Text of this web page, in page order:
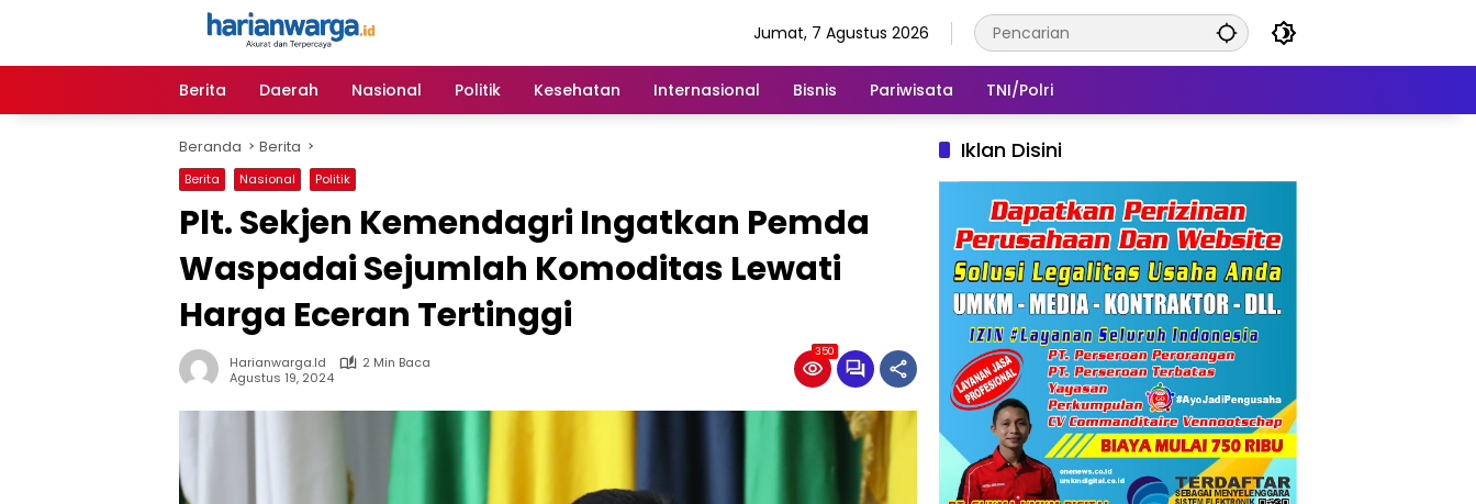
Jumat, 7 Agustus 2026
Berita Daerah Nasional Politik Kesehatan Internasional Bisnis Pariwisata TNI/Polri
Beranda Berita
Berita Nasional Politik
Plt. Sekjen Kemendagri Ingatkan Pemda
Waspadai Sejumlah Komoditas Lewati
Harga Eceran Tertinggi
Harianwarga.id
2 Min Baca
Agustus 19, 2024
350
Iklan Disini